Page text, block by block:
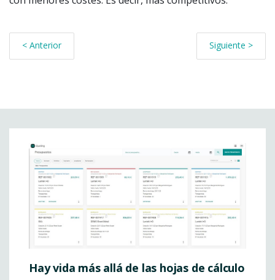
< Anterior Siguiente >
Hay vida más allá de las hojas de cálculo